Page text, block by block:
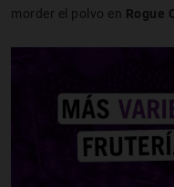
morder el polvo en Rogue